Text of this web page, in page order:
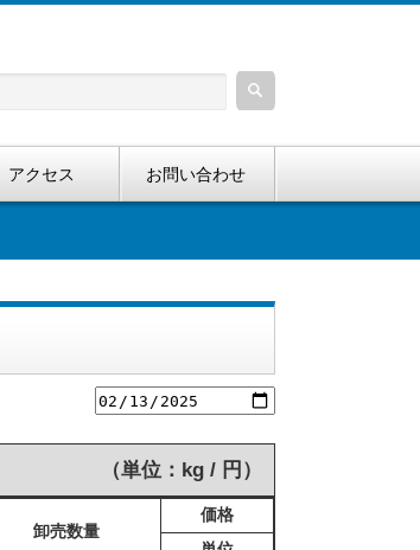
アクセス お問い合わせ
（単位：kg / 円）
卸売数量
価格